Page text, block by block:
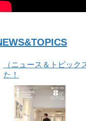
（ニュース＆トピッ
た！